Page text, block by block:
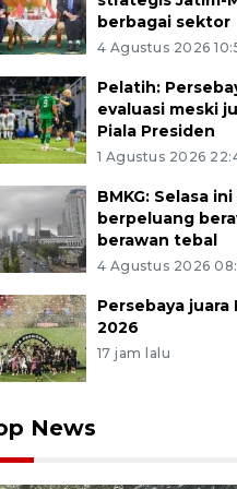
berbagai sektor
4 Agustus 2026
Pelatih:
evaluasi meski
Piala Presiden
1 Agustus 2026
BMKG: Selasa
berpeluang
berawan tebal
4 Agustus 2026
Persebaya juara
2026
17 jam lalu
News